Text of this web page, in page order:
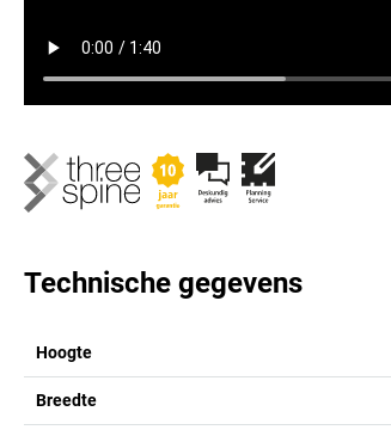
Technische gegevens
Hoogte
Breedte